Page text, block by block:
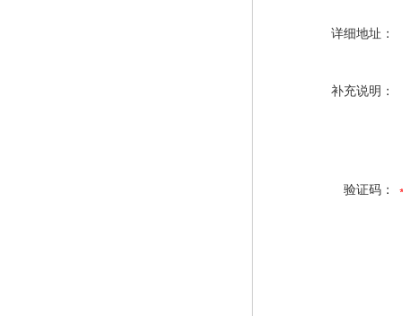
详细地址：
补充说明：
验证码：